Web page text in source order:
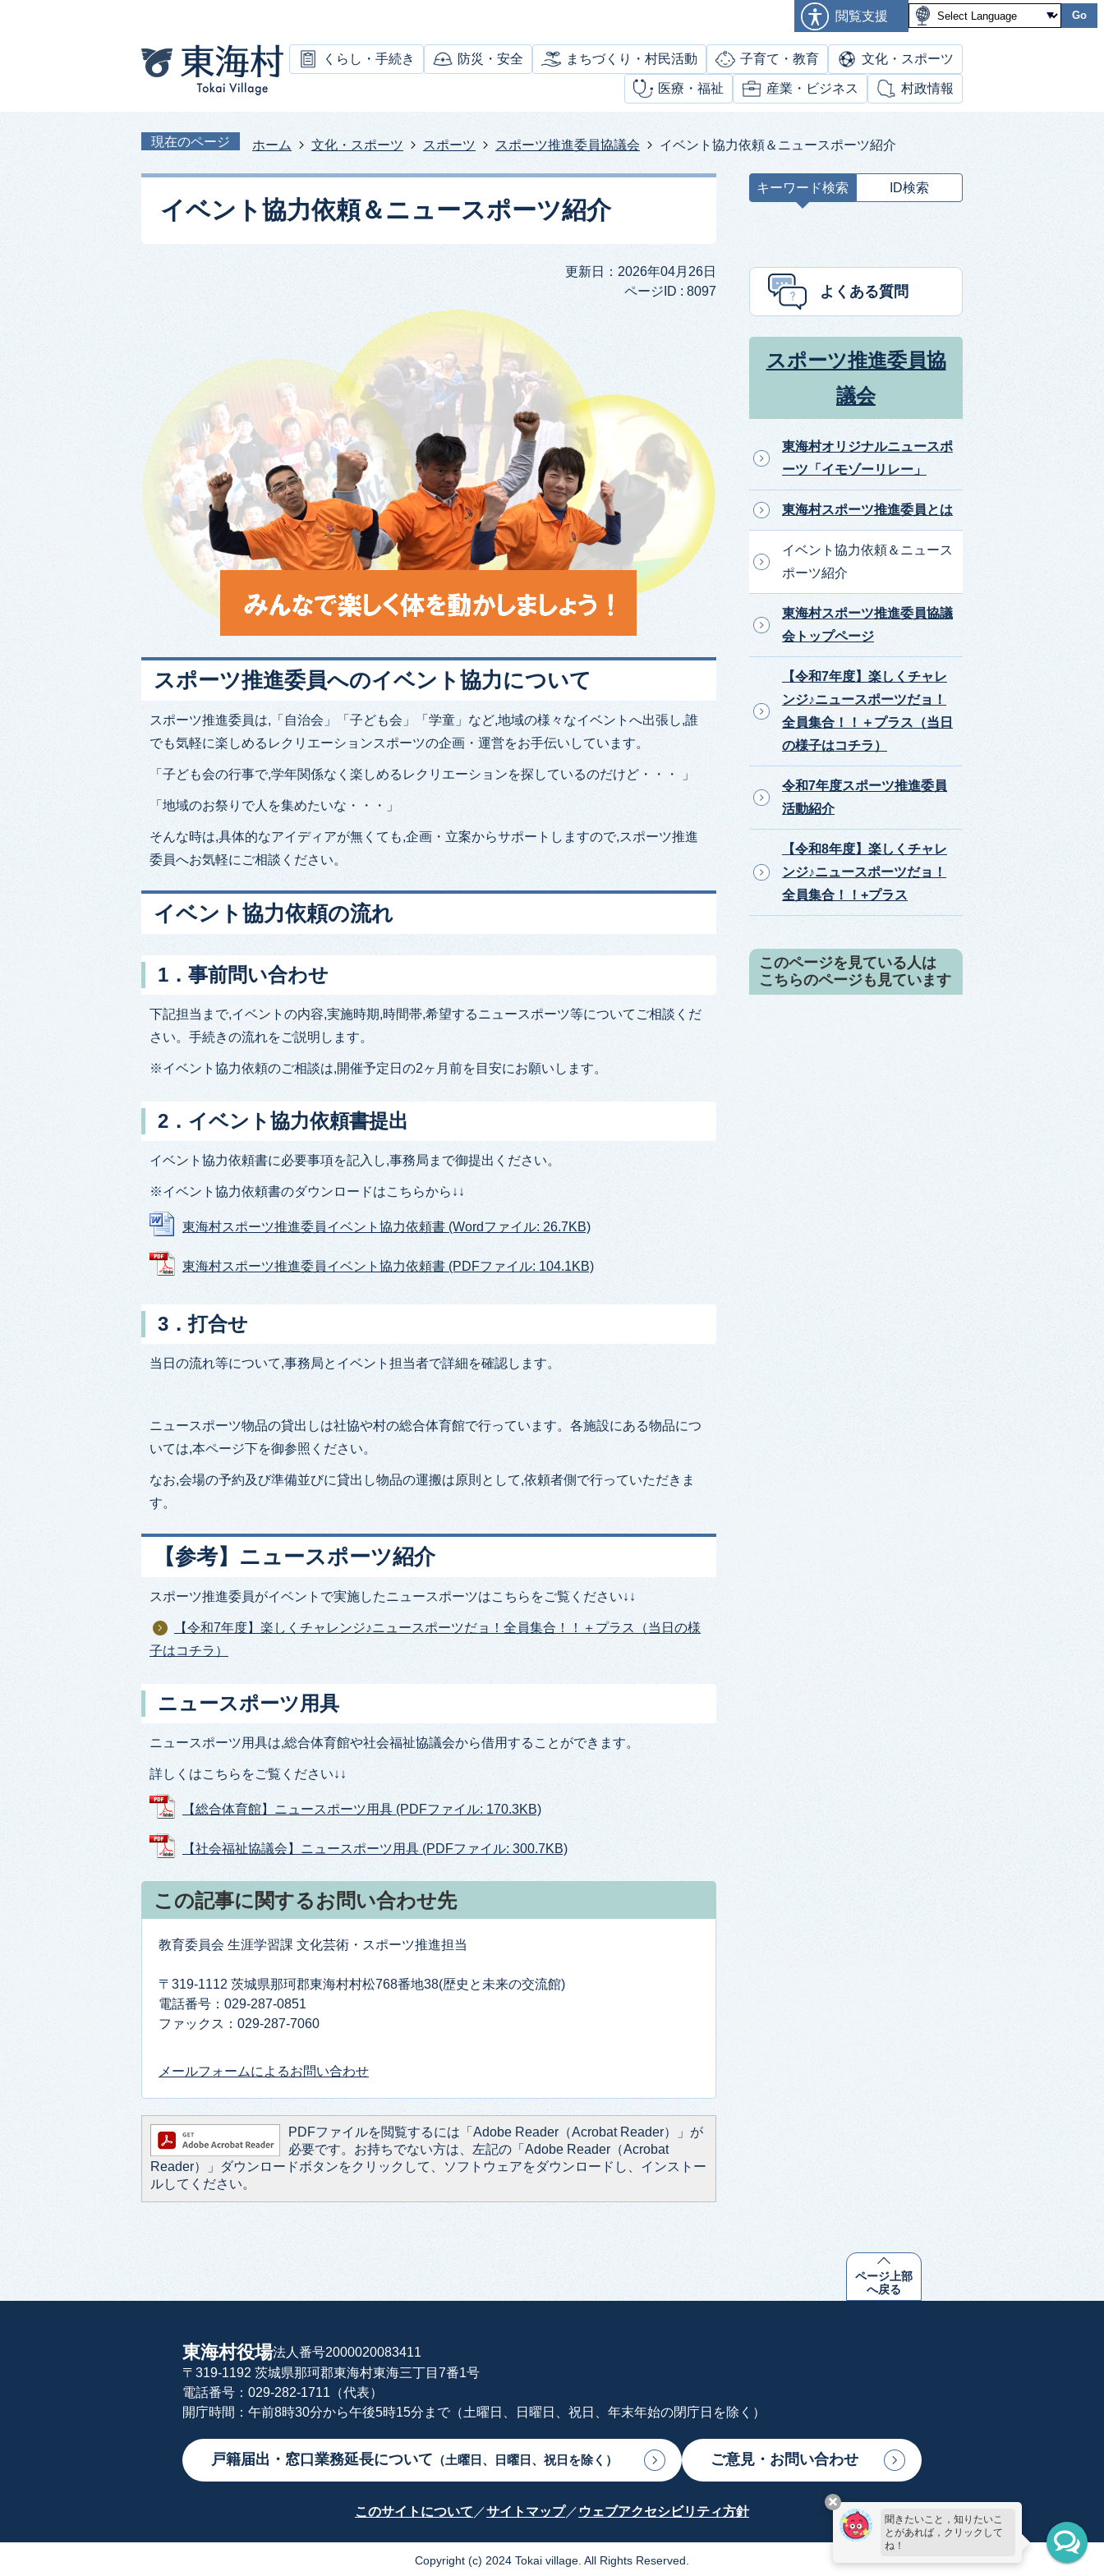
閲覧支援 Go
くらし・手続き 防災・安全 まちづくり・村民活動 子育て・教育 文化・スポーツ
医療・福祉 産業・ビジネス 村政情報
現在のページ ホーム 文化・スポーツ スポーツ スポーツ推進委員協議会 イベント協力依頼＆ニュースポーツ紹介
イベント協力依頼＆ニュースポーツ紹介
更新日：2026年04月26日
ページID : 8097
スポーツ推進委員へのイベント協力について
スポーツ推進委員は,「自治会」「子ども会」「学童」など,地域の様々なイベントへ出張し,誰
でも気軽に楽しめるレクリエーションスポーツの企画・運営をお手伝いしています。
「子ども会の行事で,学年関係なく楽しめるレクリエーションを探しているのだけど・・・ 」
「地域のお祭りで人を集めたいな・・・」
そんな時は,具体的なアイディアが無くても,企画・立案からサポートしますので,スポーツ推進
委員へお気軽にご相談ください。
イベント協力依頼の流れ
1．事前問い合わせ
下記担当まで,イベントの内容,実施時期,時間帯,希望するニュースポーツ等についてご相談くだ
さい。手続きの流れをご説明します。
※イベント協力依頼のご相談は,開催予定日の2ヶ月前を目安にお願いします。
2．イベント協力依頼書提出
イベント協力依頼書に必要事項を記入し,事務局まで御提出ください。
※イベント協力依頼書のダウンロードはこちらから↓↓
東海村スポーツ推進委員イベント協力依頼書 (Wordファイル: 26.7KB)
東海村スポーツ推進委員イベント協力依頼書 (PDFファイル: 104.1KB)
3．打合せ
当日の流れ等について,事務局とイベント担当者で詳細を確認します。
ニュースポーツ物品の貸出しは社協や村の総合体育館で行っています。各施設にある物品につ
いては,本ページ下を御参照ください。
なお,会場の予約及び準備並びに貸出し物品の運搬は原則として,依頼者側で行っていただきま
す。
【参考】ニュースポーツ紹介
スポーツ推進委員がイベントで実施したニュースポーツはこちらをご覧ください↓↓
【令和7年度】楽しくチャレンジ♪ニュースポーツだョ！全員集合！！＋プラス（当日の様
子はコチラ）
ニュースポーツ用具
ニュースポーツ用具は,総合体育館や社会福祉協議会から借用することができます。
詳しくはこちらをご覧ください↓↓
【総合体育館】ニュースポーツ用具 (PDFファイル: 170.3KB)
【社会福祉協議会】ニュースポーツ用具 (PDFファイル: 300.7KB)
この記事に関するお問い合わせ先
教育委員会 生涯学習課 文化芸術・スポーツ推進担当
〒319-1112 茨城県那珂郡東海村村松768番地38(歴史と未来の交流館)
電話番号：029-287-0851
ファックス：029-287-7060
メールフォームによるお問い合わせ
PDFファイルを閲覧するには「Adobe Reader（Acrobat Reader）」が
必要です。お持ちでない方は、左記の「Adobe Reader（Acrobat
Reader）」ダウンロードボタンをクリックして、ソフトウェアをダウンロードし、インストー
ルしてください。
キーワード検索 ID検索
ー
よくある質問
スポーツ推進委員協
議会
東海村オリジナルニュースポ
ーツ「イモゾーリレー」
東海村スポーツ推進委員とは
イベント協力依頼＆ニュース
ポーツ紹介
東海村スポーツ推進委員協議
会トップページ
【令和7年度】楽しくチャレ
ンジ♪ニュースポーツだョ！
全員集合！！＋プラス（当日
の様子はコチラ）
令和7年度スポーツ推進委員
活動紹介
【令和8年度】楽しくチャレ
ンジ♪ニュースポーツだョ！
全員集合！！+プラス
このページを見ている人は
こちらのページも見ています
ページ上部
へ戻る
東海村役場法人番号2000020083411
〒319-1192 茨城県那珂郡東海村東海三丁目7番1号
電話番号：029-282-1711（代表）
開庁時間：午前8時30分から午後5時15分まで（土曜日、日曜日、祝日、年末年始の閉庁日を除く）
戸籍届出・窓口業務延長について （土曜日、日曜日、祝日を除く） ご意見・お問い合わせ
このサイトについて サイトマップ ウェブアクセシビリティ方針
Copyright (c) 2024 Tokai village. All Rights Reserved.
聞きたいこと，知りたいこ
とがあれば，クリックして
ね！